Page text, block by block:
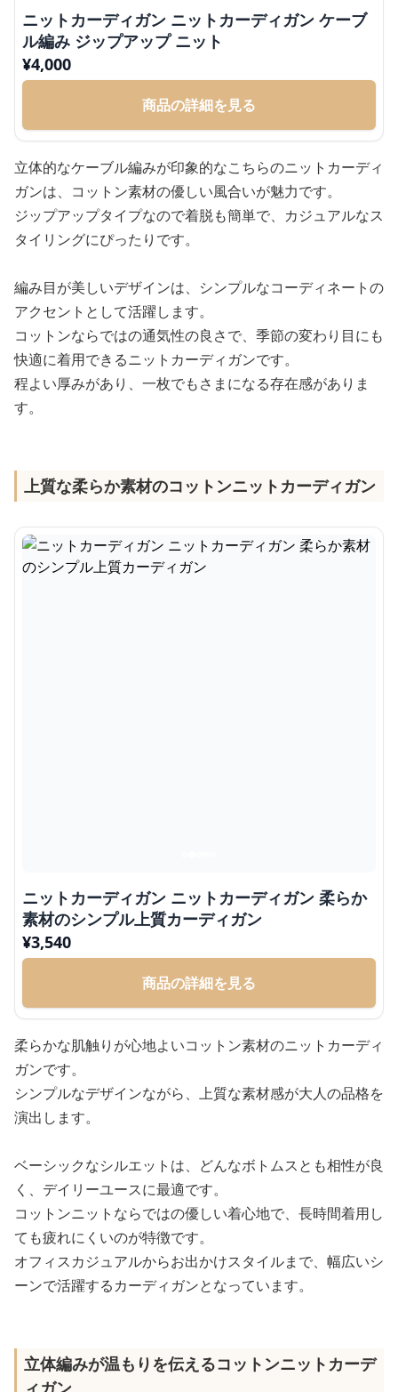
ニットカーディガン ニットカーディガン ケーブ
ル編み ジップアップ ニット
¥4,000
商品の詳細を見る
立体的なケーブル編みが印象的なこちらのニットカーディ
ガンは、コットン素材の優しい風合いが魅力です。
ジップアップタイプなので着脱も簡単で、カジュアルなス
タイリングにぴったりです。
編み目が美しいデザインは、シンプルなコーディネートの
アクセントとして活躍します。
コットンならではの通気性の良さで、季節の変わり目にも
快適に着用できるニットカーディガンです。
程よい厚みがあり、一枚でもさまになる存在感がありま
す。
上質な柔らか素材のコットンニットカーディガン
ニットカーディガン ニットカーディガン 柔らか
素材のシンプル上質カーディガン
¥3,540
商品の詳細を見る
柔らかな肌触りが心地よいコットン素材のニットカーディ
ガンです。
シンプルなデザインながら、上質な素材感が大人の品格を
演出します。
ベーシックなシルエットは、どんなボトムスとも相性が良
く、デイリーユースに最適です。
コットンニットならではの優しい着心地で、長時間着用し
ても疲れにくいのが特徴です。
オフィスカジュアルからお出かけスタイルまで、幅広いシ
ーンで活躍するカーディガンとなっています。
立体編みが温もりを伝えるコットンニットカーデ
ィガン